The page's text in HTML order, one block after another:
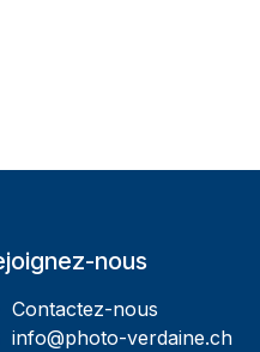
nous
Contactez-nous
info@photo-verdaine.ch​